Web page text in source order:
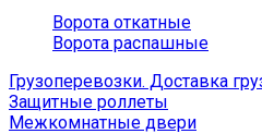
Ворота откатные
Ворота распашные
Грузоперевозки. Доставка
Защитные роллеты
Межкомнатные двери